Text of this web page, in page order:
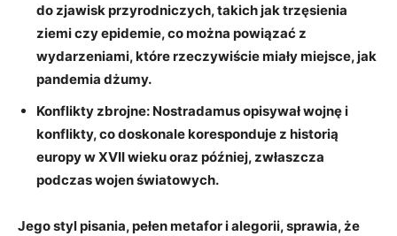
do zjawisk przyrodniczych,‌ takich jak ⁢trzęsienia
ziemi ⁣czy epidemie, co można powiązać ‍z​
wydarzeniami, ‌które rzeczywiście miały​ miejsce, jak
pandemia ‍dżumy.
Konflikty zbrojne: ‍Nostradamus opisywał wojnę ⁣i
konflikty, co ⁢doskonale koresponduje z‌ historią
europy ​w XVII wieku oraz ‌później,⁢ zwłaszcza
⁤podczas ⁣wojen światowych.
Jego styl pisania,‌ pełen⁢ metafor i alegorii,⁤ sprawia, że